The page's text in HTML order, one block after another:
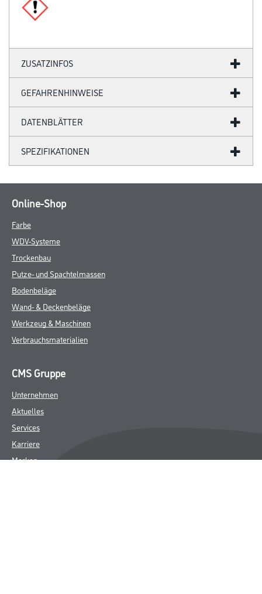
ZUSATZINFOS
GEFAHRENHINWEISE
DATENBLÄTTER
SPEZIFIKATIONEN
Online-Shop
Farbe
WDV-Systeme
Trockenbau
Putze- und Spachtelmassen
Bodenbeläge
Wand- & Deckenbeläge
Werkzeug & Maschinen
Verbrauchsmaterialien
CMS Gruppe
Unternehmen
Aktuelles
Services
Karriere
Marken